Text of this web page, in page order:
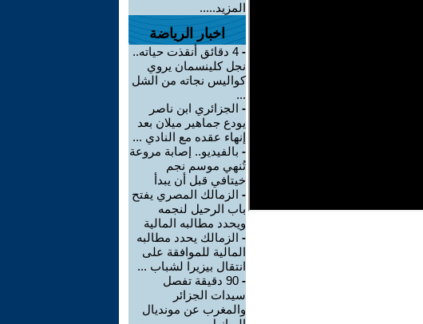
المزيد.....
اخبار الرياضة
-
4 دقائق أنقذت حياته..
نجل كلينسمان يروي
كواليس نجاته من الشل
...
- الجزائري ابن ناصر
يودع جماهير ميلان بعد
إنهاء عقده مع النادي ...
- بالفيديو.. إصابة مروعة
تُنهي موسم نجم
خيتافي قبل أن يبدأ
- الزمالك المصري يفتح
باب الرحيل لنجمه
ويحدد مطالبه المالية
- الزمالك يحدد مطالبه
المالية للموافقة على
انتقال بيزيرا لشباب ...
-
90 دقيقة تفصل
سيدات الجزائر
والمغرب عن مونديال